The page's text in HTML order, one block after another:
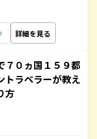
詳細を見る
０ヵ国１５９都
トラベラーが教え
方